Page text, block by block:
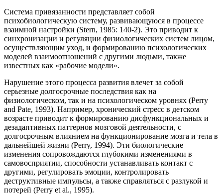
Система привязанности представляет собой
психобиологическую систему, развивающуюся в процессе
взаимной настройки (Stern, 1985: 140-2). Это приводит к
синхронизации и регуляции физиологических систем лицом,
осуществляющим уход, и формированию психологических
моделей взаимоотношений с другими людьми, также
известных как «рабочие модели».
Нарушение этого процесса развития влечет за собой
серьезные долгосрочные последствия как на
физиологическом, так и на психологическом уровнях (Perry
and Pate, 1993). Например, хронический стресс в детском
возрасте приводит к формированию дисфункциональных и
дезадаптивных паттернов мозговой деятельности, с
долгосрочным влиянием на функционирование мозга и тела в
дальнейшей жизни (Perry, 1994). Эти биологические
изменения сопровождаются глубокими изменениями в
самовосприятии, способности устанавливать контакт с
другими, регулировать эмоции, контролировать
деструктивные импульсы, а также справляться с разлукой и
потерей (Perry et al., 1995).